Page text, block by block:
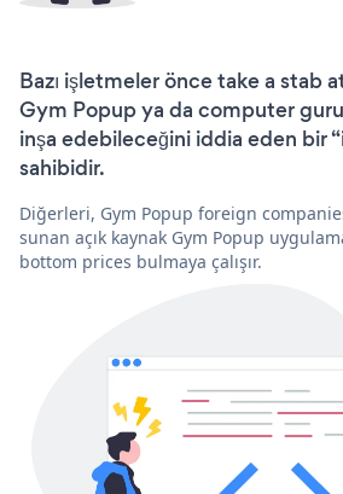
Bazı işletmeler önce take a stab
Gym Popup ya da computer
inşa edebileceğini iddia eden bir
sahibidir.
Diğerleri, Gym Popup foreign
sunan açık kaynak Gym Popup
bottom prices bulmaya çalışır.